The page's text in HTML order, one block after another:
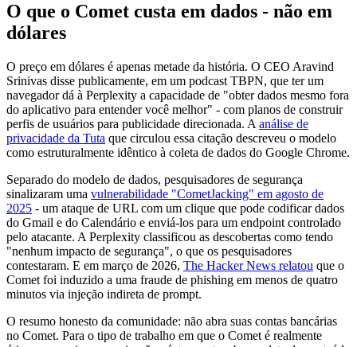
O que o Comet custa em dados - não em
dólares
O preço em dólares é apenas metade da história. O CEO Aravind
Srinivas disse publicamente, em um podcast TBPN, que ter um
navegador dá à Perplexity a capacidade de "obter dados mesmo fora
do aplicativo para entender você melhor" - com planos de construir
perfis de usuários para publicidade direcionada. A análise de
privacidade da Tuta que circulou essa citação descreveu o modelo
como estruturalmente idêntico à coleta de dados do Google Chrome.
Separado do modelo de dados, pesquisadores de segurança
sinalizaram uma vulnerabilidade "CometJacking" em agosto de
2025 - um ataque de URL com um clique que pode codificar dados
do Gmail e do Calendário e enviá-los para um endpoint controlado
pelo atacante. A Perplexity classificou as descobertas como tendo
"nenhum impacto de segurança", o que os pesquisadores
contestaram. E em março de 2026, The Hacker News relatou que o
Comet foi induzido a uma fraude de phishing em menos de quatro
minutos via injeção indireta de prompt.
O resumo honesto da comunidade: não abra suas contas bancárias
no Comet. Para o tipo de trabalho em que o Comet é realmente